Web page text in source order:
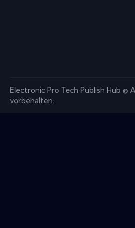
Electronic Pro Tech Publish Hub ©
vorbehalten.